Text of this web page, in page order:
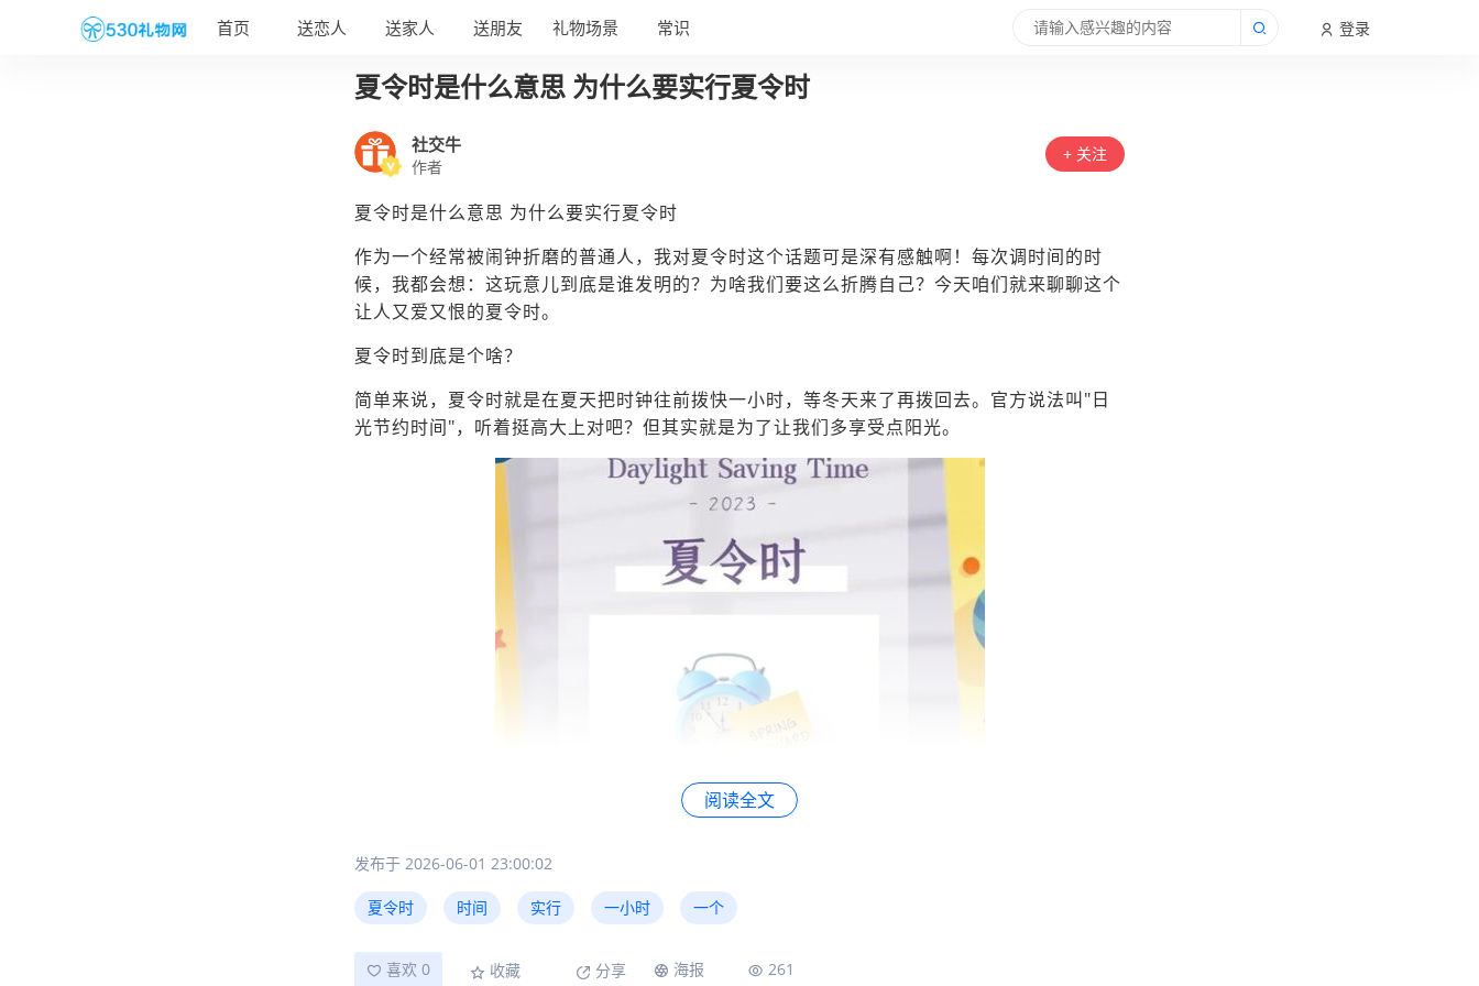
首页 送恋人 送家人 送朋友 礼物场景 常识 登录
夏令时是什么意思 为什么要实行夏令时
社交牛
作者
+ 关注
夏令时是什么意思 为什么要实行夏令时
作为一个经常被闹钟折磨的普通人，我对夏令时这个话题可是深有感触啊！每次调时间的时
候，我都会想：这玩意儿到底是谁发明的？为啥我们要这么折腾自己？今天咱们就来聊聊这个
让人又爱又恨的夏令时。
夏令时到底是个啥？
简单来说，夏令时就是在夏天把时钟往前拨快一小时，等冬天来了再拨回去。官方说法叫"日
光节约时间"，听着挺高大上对吧？但其实就是为了让我们多享受点阳光。
我次听说夏令时的时候，还以为是夏天特别热，所以时间走得快一点后来才知道完全不是这么
回事！其实就是在夏季把作息时间整体提前一小时，让我们早睡早起，充分利用自然光照。
夏令时的前世今生
你可能想不到，夏令时这个主意早是一个叫威廉·威利特的英国建筑师在1907年提出的。这哥
阅读全文
发布于 2026-06-01 23:00:02
夏令时 时间 实行 一小时 一个
喜欢 0 收藏 分享 海报 261